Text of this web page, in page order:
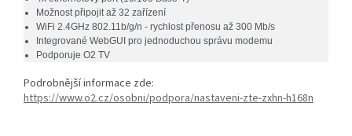
Možnost připojit až 32 zařízení
WiFi 2.4GHz 802.11b/g/n - rychlost přenosu až 300 Mb/s
Integrované WebGUI pro jednoduchou správu modemu
Podporuje O2 TV
Podrobnější informace zde:
https://www.o2.cz/osobni/podpora/nastaveni-zte-zxhn-h168n